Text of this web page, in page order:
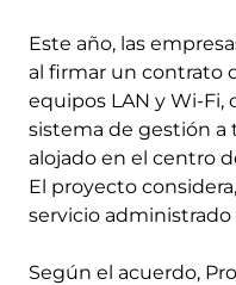
Este año, las
al firmar un contrato
equipos LAN y Wi-Fi,
sistema de gestión a
alojado en el centro
El proyecto
servicio administrado
Según el acuerdo,